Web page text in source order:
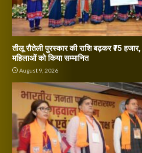
तीलू रौतेली पुरस्कार की राशि बढ़कर ₹75
महिलाओं को किया सम्मानित
August 9, 2026